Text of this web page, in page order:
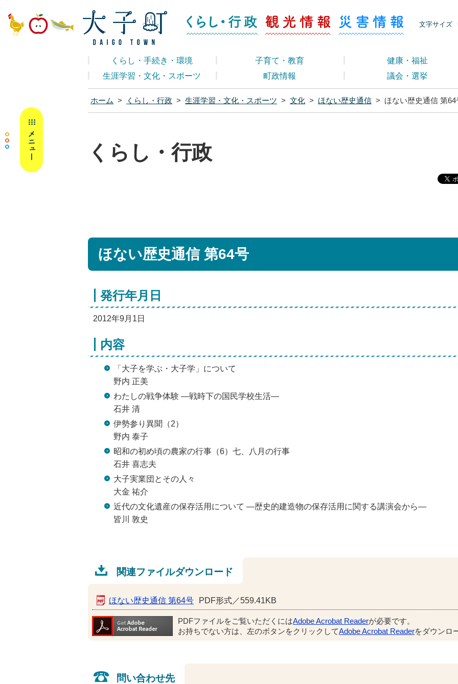
大子町ホームページ くらし・行政
文字サイズ
くらし・行政 観光情報 災害情報
くらし・手続き・環境 子育て・教育
健康・福祉
生涯学習・文化・スポーツ
町政情報 議会・選挙
ホーム > くらし・行政 > 生涯学習・文化・スポーツ > 文化 > ほない歴史通信 > ほない歴史通信 第64
くらし・行政
ほない歴史通信 第64号
発行年月日
2012年9月1日
内容
「大子を学ぶ・大子学」について
野内 正美
わたしの戦争体験 ―戦時下の国民学校生活―
石井 清
伊勢参り異聞（2）
野内 泰子
昭和の初め頃の農家の行事（6）七、八月の行事
石井 喜志夫
大子実業団とその人々
大金 祐介
近代の文化遺産の保存活用について ―歴史的建造物の保存活用に関する講演会から―
皆川 敦史
関連ファイルダウンロード
ほない歴史通信 第64号 PDF形式／559.41KB
PDFファイルをご覧いただくにはAdobe Acrobat Readerが必要です。
お持ちでない方は、左のボタンをクリックしてAdobe Acrobat Readerをダウンロ
問い合わせ先